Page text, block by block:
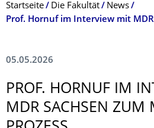
Breadcrumb-Menü
Startseite Die Fakultät
News
05.05.2026
PROF. HORNUF IM
MDR SACHSEN ZUM